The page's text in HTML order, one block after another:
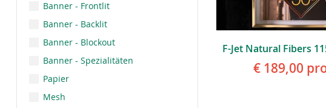
€ 189,00
Banner - Frontlit
Banner - Backlit
Banner - Blockout
Banner - Spezialitäten
Papier
Mesh